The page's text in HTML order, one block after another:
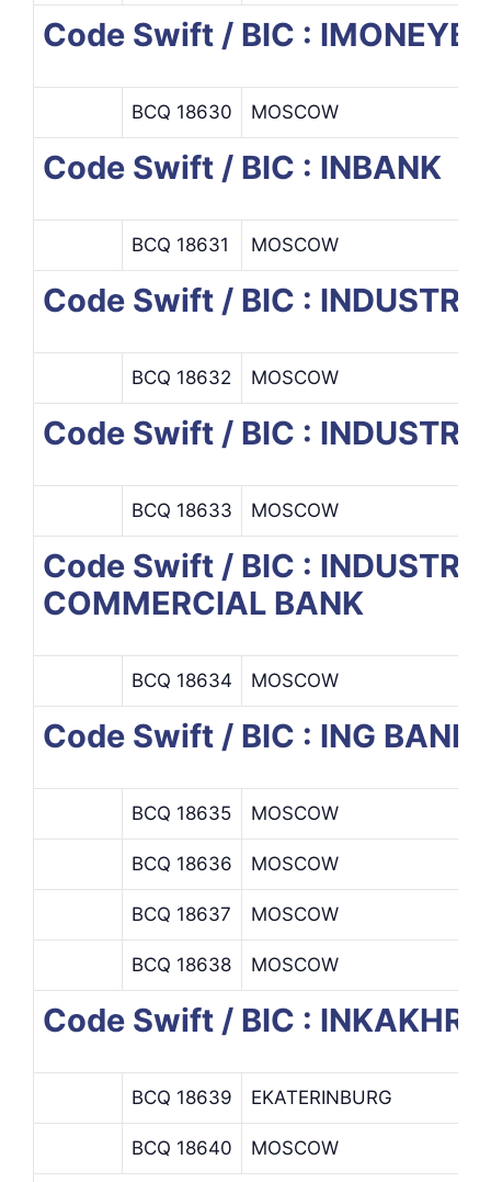
Code Swift / BIC :
BCQ 18630 MOSCOW
Code Swift / BIC : INBANK
BCQ 18631 MOSCOW
Code Swift / BIC :
BCQ 18632 MOSCOW
Code Swift / BIC :
BCQ 18633 MOSCOW
Code Swift / BIC :
COMMERCIAL BANK
BCQ 18634 MOSCOW
Code Swift / BIC : ING BANK
BCQ 18635 MOSCOW
BCQ 18636 MOSCOW
BCQ 18637 MOSCOW
BCQ 18638 MOSCOW
Code Swift / BIC :
BCQ 18639 EKATERINBURG
BCQ 18640 MOSCOW